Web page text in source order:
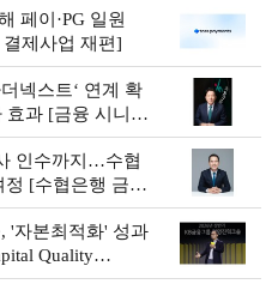
페이·PG 일원
제사업 재편]
넥스트‘ 연계 확
과 [금융 시니어
인수까지…수협
정 [수협은행 금융
'자본최적화' 성과
Quality